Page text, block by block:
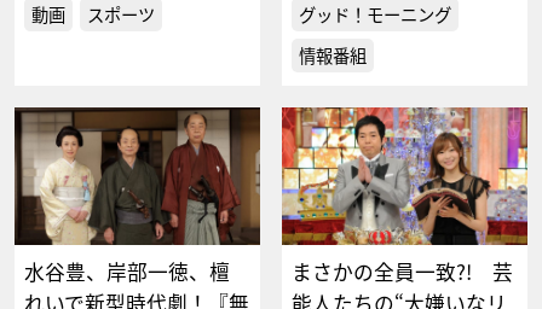
動画 スポーツ
グッド！モーニング
情報番組
水谷豊、岸部一徳、檀
れいで新型時代劇！『無
まさかの全員一致?! 芸
能人たちの“大嫌いなリ